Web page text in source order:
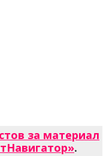
за материал
.